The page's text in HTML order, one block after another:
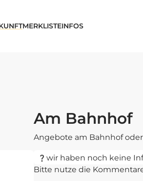
MERKLISTEINFOS
Am Bahnhof
Angebote am Bahnhof
wir haben noch keine
Bitte nutze die